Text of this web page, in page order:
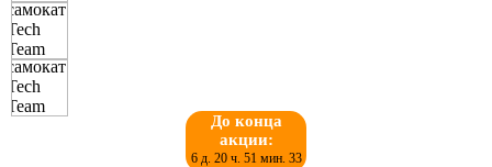
До конца
акции:
6 д. 20 ч. 51 мин. 32